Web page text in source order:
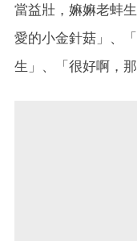
當益壯，嫲嫲老蚌
愛的小金針菇」、
生」、「很好啊，